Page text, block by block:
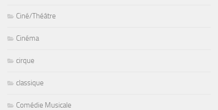
Ciné/Théâtre
Cinéma
cirque
classique
Comédie Musicale